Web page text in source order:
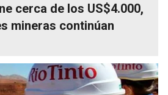
cerca de los US$4.000,
mineras continúan